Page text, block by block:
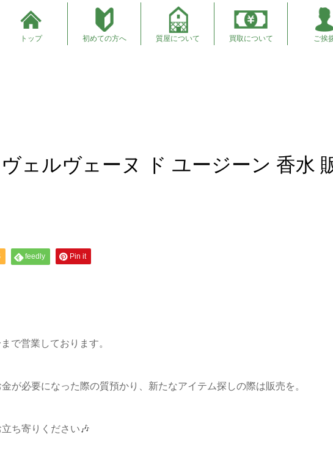
トップ 初めての方へ 質屋について 買取について ご挨
ェルヴェーヌ ド ユージーン 香水
feedly Pin it
で営業しております。
が必要になった際の質預かり、新たなアイテム探しの際は販売を。
ち寄りください🎶